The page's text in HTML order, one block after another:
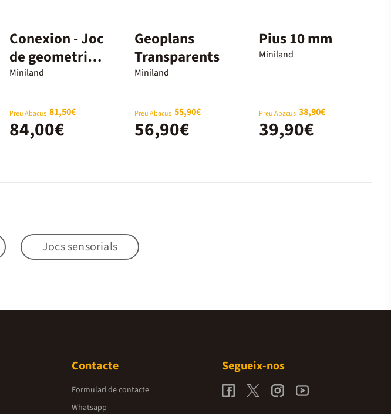
Conexion - Joc
de geometria i
volum
Miniland
Preu Abacus 81,50€
84,00€
Geoplans
Transparents
Miniland
Preu Abacus 55,90€
56,90€
Pius 10 mm
Miniland
Preu Abacus 38,90€
39,90€
Jocs sensorials
Contacte
Formulari de contacte
Whatsapp
Segueix-nos